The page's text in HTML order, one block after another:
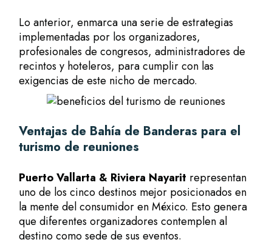
Lo anterior, enmarca una serie de estrategias
implementadas por los organizadores,
profesionales de congresos, administradores de
recintos y hoteleros, para cumplir con las
exigencias de este nicho de mercado.
Ventajas de Bahía de Banderas para el
turismo de reuniones
Puerto Vallarta & Riviera Nayarit representan
uno de los cinco destinos mejor posicionados en
la mente del consumidor en México. Esto genera
que diferentes organizadores contemplen al
destino como sede de sus eventos.